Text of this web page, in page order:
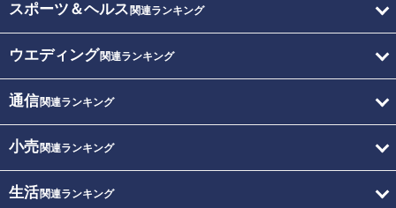
スポーツ＆ヘルス 関連ランキング
ウエディング関連ランキング
通信関連ランキング
小売関連ランキング
生活関連ランキング